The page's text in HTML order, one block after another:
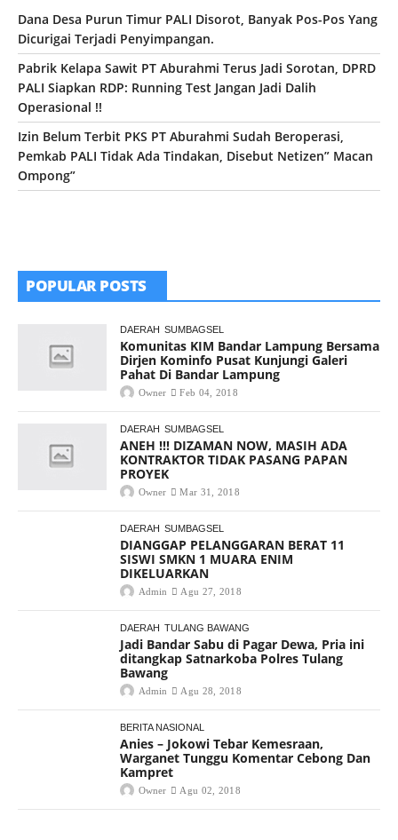
Dana Desa Purun Timur PALI Disorot, Banyak Pos-Pos Yang
Dicurigai Terjadi Penyimpangan.
Pabrik Kelapa Sawit PT Aburahmi Terus Jadi Sorotan, DPRD
PALI Siapkan RDP: Running Test Jangan Jadi Dalih
Operasional !!
Izin Belum Terbit PKS PT Aburahmi Sudah Beroperasi,
Pemkab PALI Tidak Ada Tindakan, Disebut Netizen” Macan
Ompong”
POPULAR POSTS
DAERAH SUMBAGSEL
Komunitas KIM Bandar Lampung Bersama
Dirjen Kominfo Pusat Kunjungi Galeri
Pahat Di Bandar Lampung
Owner Feb 04, 2018
DAERAH SUMBAGSEL
ANEH !!! DIZAMAN NOW, MASIH ADA
KONTRAKTOR TIDAK PASANG PAPAN
PROYEK
Owner Mar 31, 2018
DAERAH SUMBAGSEL
DIANGGAP PELANGGARAN BERAT 11
SISWI SMKN 1 MUARA ENIM
DIKELUARKAN
Admin Agu 27, 2018
DAERAH TULANG BAWANG
Jadi Bandar Sabu di Pagar Dewa, Pria ini
ditangkap Satnarkoba Polres Tulang
Bawang
Admin Agu 28, 2018
BERITA NASIONAL
Anies – Jokowi Tebar Kemesraan,
Warganet Tunggu Komentar Cebong Dan
Kampret
Owner Agu 02, 2018